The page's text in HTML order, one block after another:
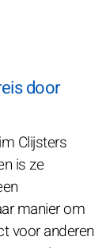
door
Clijsters
is ze
manier om
voor anderen